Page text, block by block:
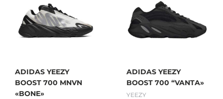
ADIDAS YEEZY
BOOST 700 MNVN
«BONE»
ADIDAS YEEZY
BOOST 700 “VANTA»
YEEZY